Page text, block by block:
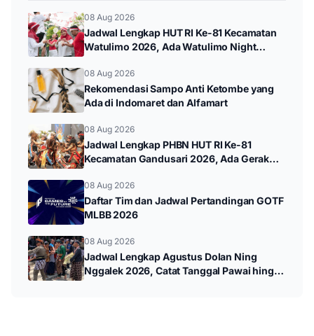
08 Aug 2026
Jadwal Lengkap HUT RI Ke-81 Kecamatan
Watulimo 2026, Ada Watulimo Night
08 Aug 2026
Rekomendasi Sampo Anti Ketombe yang
Ada di Indomaret dan Alfamart
08 Aug 2026
Jadwal Lengkap PHBN HUT RI Ke-81
Kecamatan Gandusari 2026, Ada Gerak
08 Aug 2026
Daftar Tim dan Jadwal Pertandingan GOTF
MLBB 2026
08 Aug 2026
Jadwal Lengkap Agustus Dolan Ning
Nggalek 2026, Catat Tanggal Pawai hingga